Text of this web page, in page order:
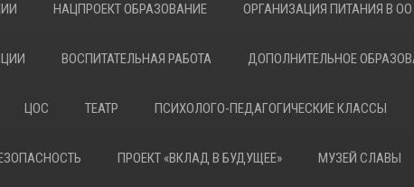
НАЦПРОЕКТ ОБРАЗОВАНИЕ ОРГАНИЗАЦИЯ ПИТАНИЯ В ОО
ВОСПИТАТЕЛЬНАЯ РАБОТА ДОПОЛНИТЕЛЬНОЕ
ЦОС ТЕАТР ПСИХОЛОГО-ПЕДАГОГИЧЕСКИЕ КЛАССЫ
ПРОЕКТ «ВКЛАД В БУДУЩЕЕ» МУЗЕЙ СЛАВЫ